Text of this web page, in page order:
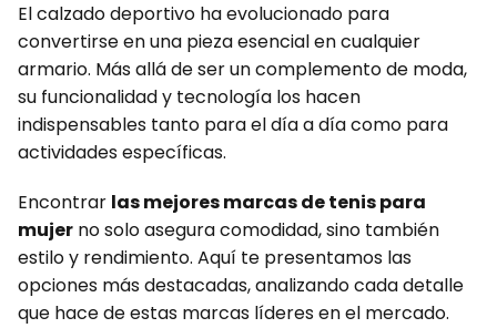
El calzado deportivo ha evolucionado para
convertirse en una pieza esencial en cualquier
armario. Más allá de ser un complemento de moda,
su funcionalidad y tecnología los hacen
indispensables tanto para el día a día como para
actividades específicas.
Encontrar las mejores marcas de tenis para
mujer no solo asegura comodidad, sino también
estilo y rendimiento. Aquí te presentamos las
opciones más destacadas, analizando cada detalle
que hace de estas marcas líderes en el mercado.